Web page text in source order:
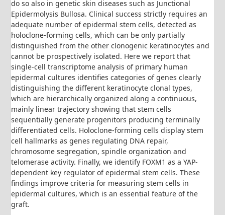
do so also in genetic skin diseases such as Junctional
Epidermolysis Bullosa. Clinical success strictly requires an
adequate number of epidermal stem cells, detected as
holoclone-forming cells, which can be only partially
distinguished from the other clonogenic keratinocytes and
cannot be prospectively isolated. Here we report that
single-cell transcriptome analysis of primary human
epidermal cultures identifies categories of genes clearly
distinguishing the different keratinocyte clonal types,
which are hierarchically organized along a continuous,
mainly linear trajectory showing that stem cells
sequentially generate progenitors producing terminally
differentiated cells. Holoclone-forming cells display stem
cell hallmarks as genes regulating DNA repair,
chromosome segregation, spindle organization and
telomerase activity. Finally, we identify FOXM1 as a YAP-
dependent key regulator of epidermal stem cells. These
findings improve criteria for measuring stem cells in
epidermal cultures, which is an essential feature of the
graft.